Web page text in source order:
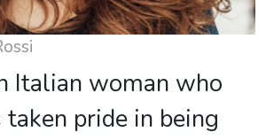
Italian woman who
pride in being